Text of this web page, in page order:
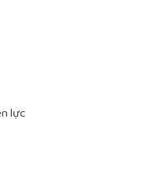
lực